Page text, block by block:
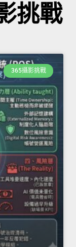
挑戰
365攝影挑戰